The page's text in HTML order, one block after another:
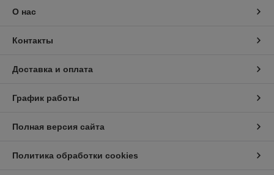
О нас
Контакты
Доставка и оплата
График работы
Полная версия сайта
Политика обработки cookies